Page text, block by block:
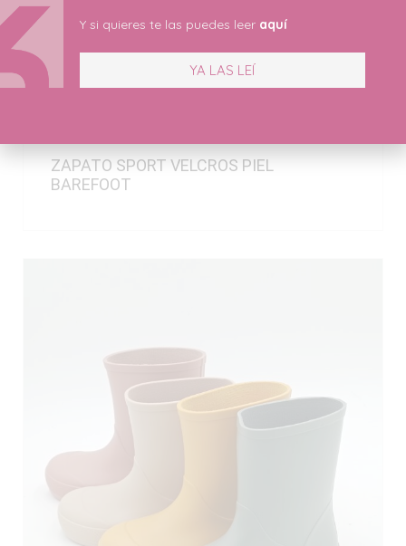
ZAPATO SPORT VELCROS PIEL
BAREFOOT
Y si quieres te las puedes leer aquí
YA LAS LEÍ